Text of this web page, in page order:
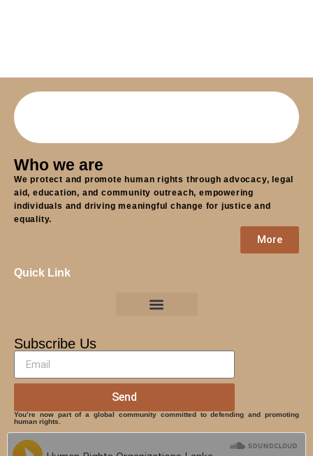
Who we are
We protect and promote human rights through advocacy, legal
aid, education, and community outreach, empowering
individuals and driving meaningful change for justice and
equality.
More
Quick Link
Subscribe Us
Send
You’re now part of a global community committed to defending and promoting
human rights.